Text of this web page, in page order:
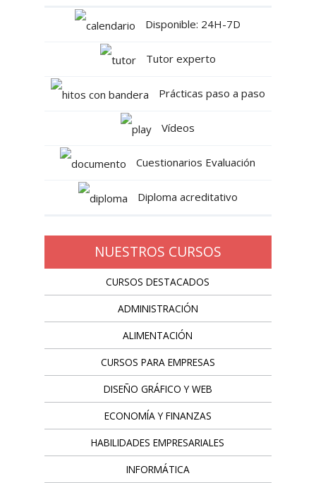
Disponible: 24H-7D
Tutor experto
Prácticas paso a paso
Vídeos
Cuestionarios Evaluación
Diploma acreditativo
NUESTROS CURSOS
CURSOS DESTACADOS
ADMINISTRACIÓN
ALIMENTACIÓN
CURSOS PARA EMPRESAS
DISEÑO GRÁFICO Y WEB
ECONOMÍA Y FINANZAS
HABILIDADES EMPRESARIALES
INFORMÁTICA